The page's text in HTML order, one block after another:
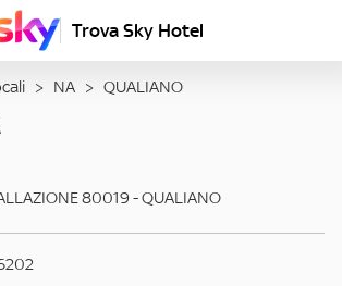
Trova Sky Hotel
> NA > QUALIANO
80019 -QUALIANO